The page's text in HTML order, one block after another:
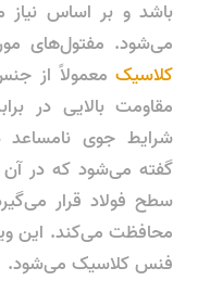
باشد و بر اساس نیاز
می‌شود. مفتول‌های
کلاسیکمعمولاً از
مقاومت بالایی در
شرایط جوی نامساعد
گفته می‌شود که در آن
سطح فولاد قرار
محافظت می‌کند. این
فنس کلاسیک می‌شود.